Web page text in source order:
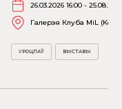
26.03.2026 16:00 -
Галерэя Клуба MiL
УРОЦЛАЎ ВЫСТАВЫ